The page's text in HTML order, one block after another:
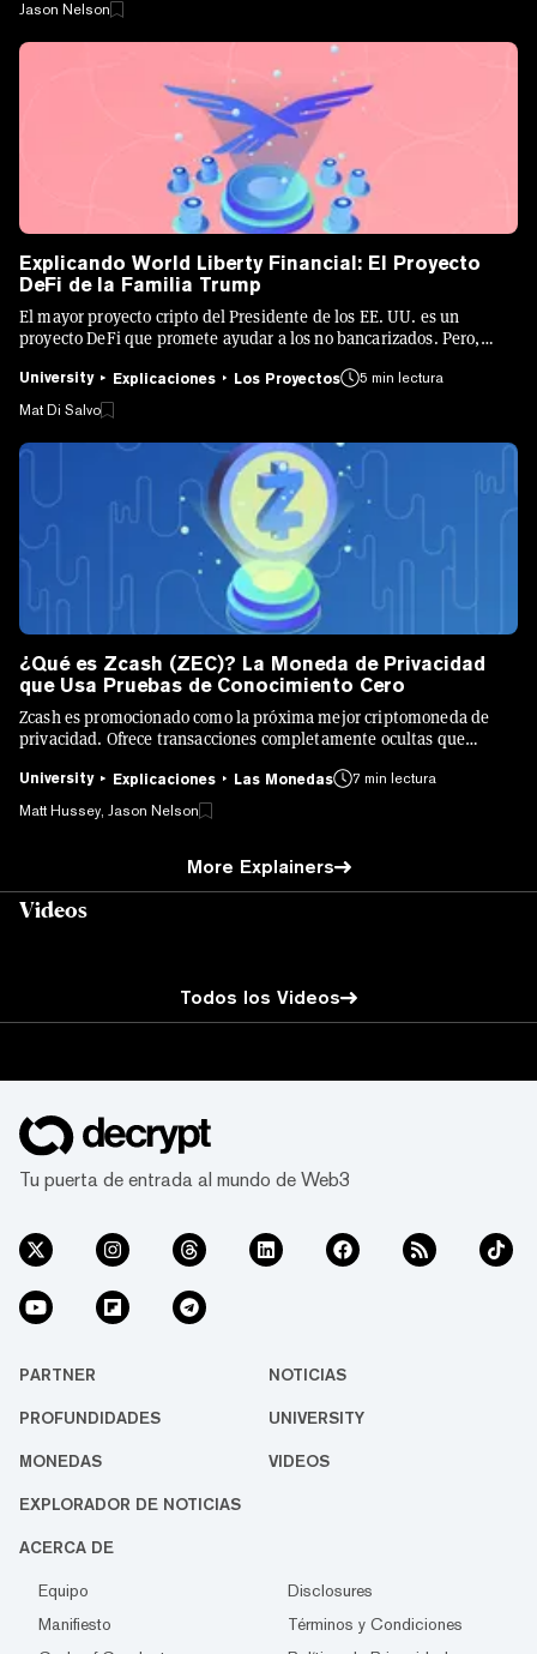
Jason Nelson
Explicando World Liberty Financial: El Proyecto
DeFi de la Familia Trump
El mayor proyecto cripto del Presidente de los EE. UU. es un
proyecto DeFi que promete ayudar a los no bancarizados. Pero,
University Explicaciones Los Proyectos
5 min lectura
Mat Di Salvo
¿Qué es Zcash (ZEC)? La Moneda de Privacidad
que Usa Pruebas de Conocimiento Cero
Zcash es promocionado como la próxima mejor criptomoneda de
privacidad. Ofrece transacciones completamente ocultas que
efectivo.
University Explicaciones Las Monedas
7 min lectura
Matt Hussey, Jason Nelson
More Explainers
Videos
Todos los Videos
Tu puerta de entrada al mundo de Web3
PARTNER NOTICIAS
PROFUNDIDADES UNIVERSITY
MONEDAS VIDEOS
EXPLORADOR DE NOTICIAS
ACERCA DE
Equipo
Disclosures
Manifiesto
Términos y Condiciones